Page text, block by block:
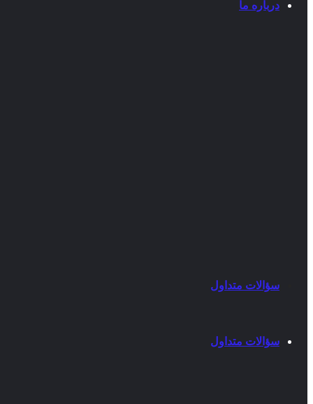
سؤالات متداول
درباره ما
سؤالات متداول